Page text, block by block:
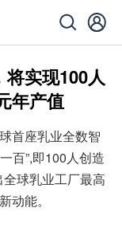
实现100人
年产值
首座乳业全数智
百”,即100人创造
球乳业工厂最高
动能。